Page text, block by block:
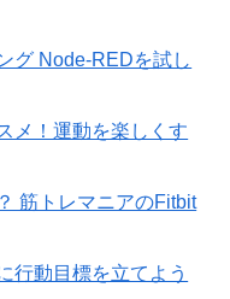
グ Node-REDを試し
メ！運動を楽しくす
筋トレマニアのFitbit
行動目標を立てよう